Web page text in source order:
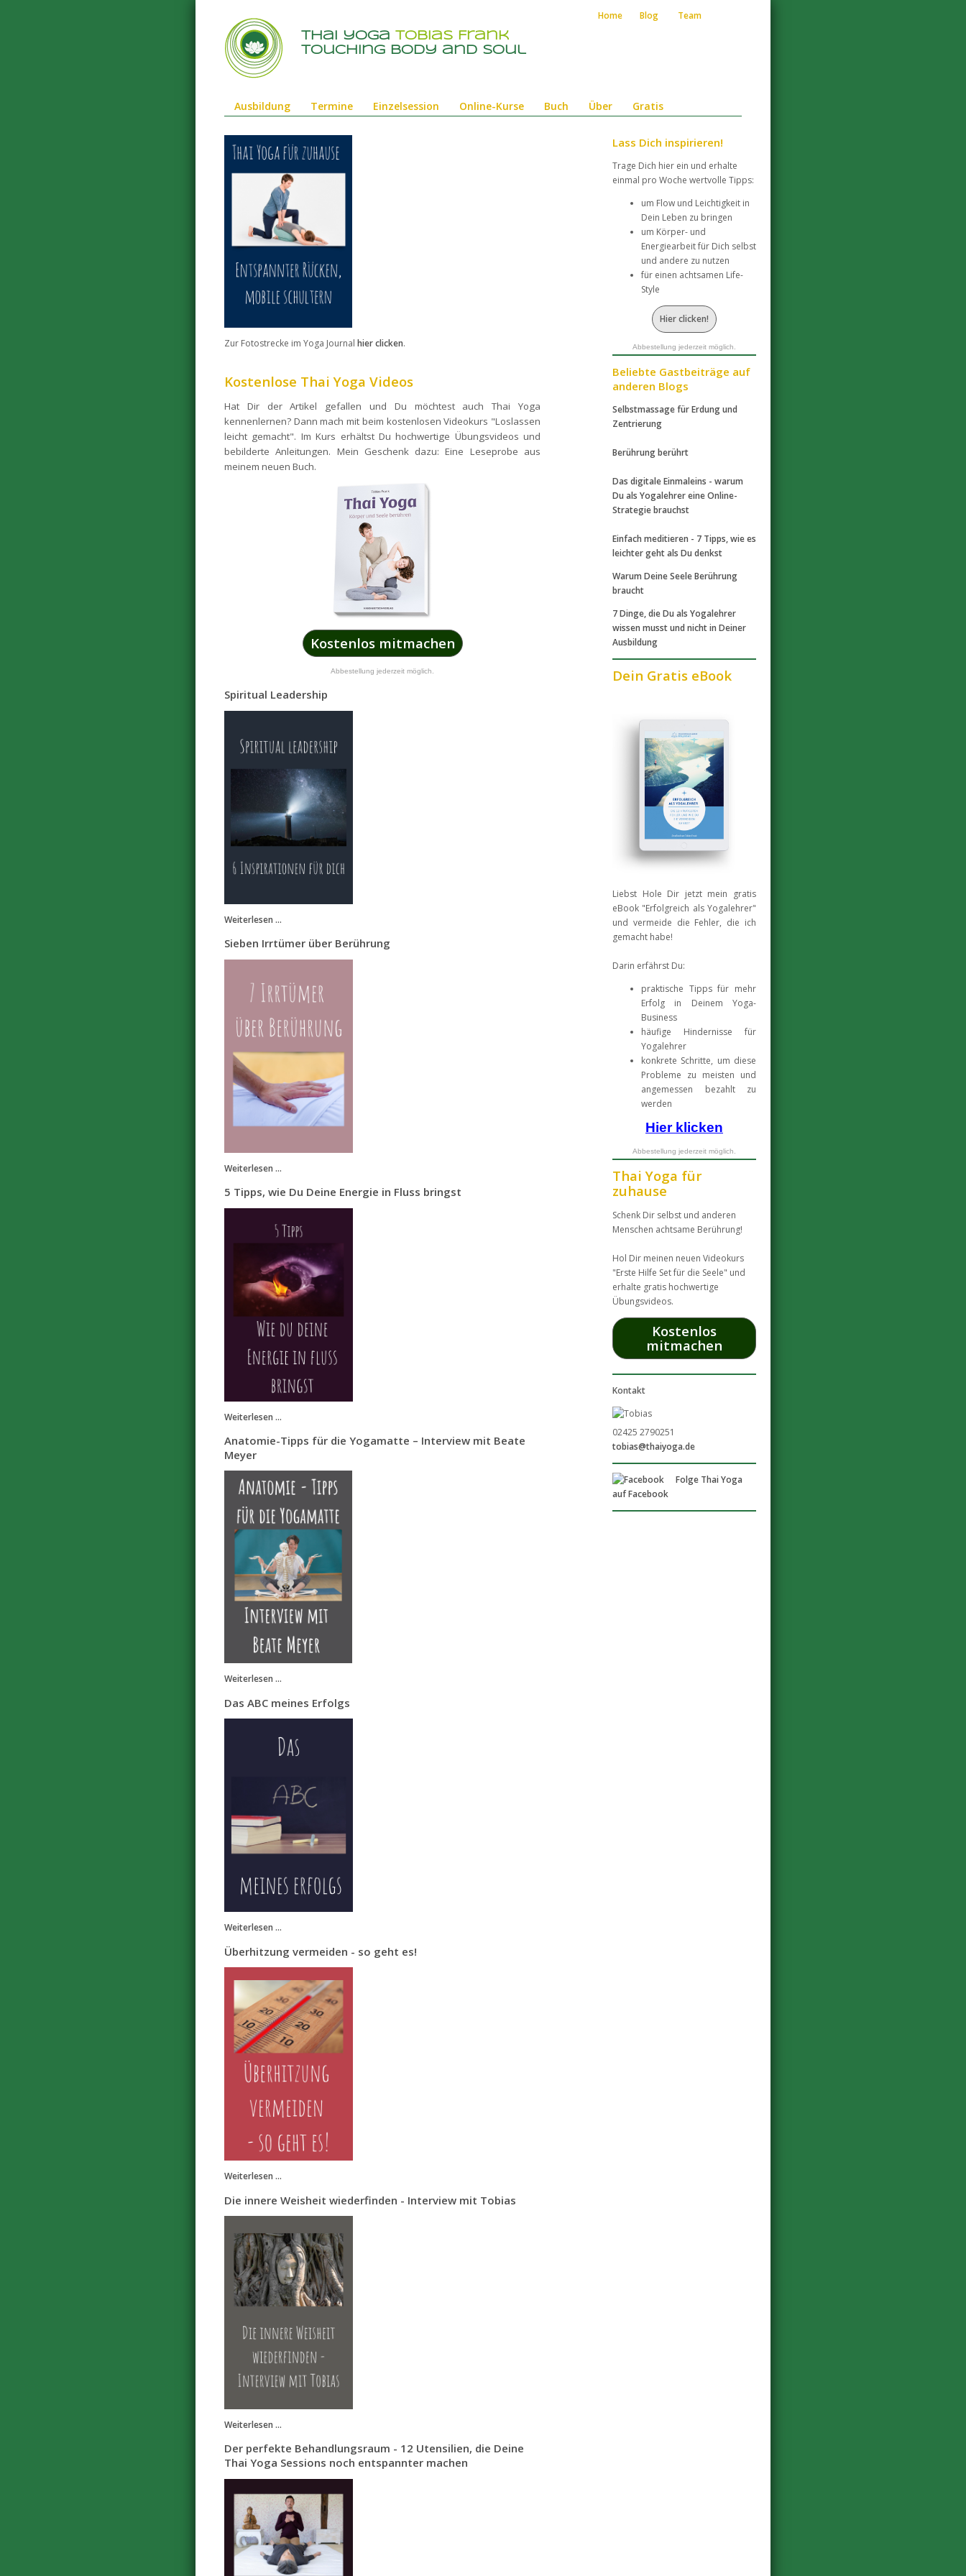
thai yoga Tobias Frank
touching body and soul
Home Blog Team
Ausbildung Termine Einzelsession Online-Kurse Buch Über Gratis
Zur Fotostrecke im Yoga Journal hier clicken.
Kostenlose Thai Yoga Videos
Hat Dir der Artikel gefallen und Du möchtest auch Thai Yoga
kennenlernen? Dann mach mit beim kostenlosen Videokurs "Loslassen
leicht gemacht". Im Kurs erhältst Du hochwertige Übungsvideos und
bebilderte Anleitungen. Mein Geschenk dazu: Eine Leseprobe aus
meinem neuen Buch.
Kostenlos mitmachen
Abbestellung jederzeit möglich.
Spiritual Leadership
Weiterlesen ...
Sieben Irrtümer über Berührung
Weiterlesen ...
5 Tipps, wie Du Deine Energie in Fluss bringst
Weiterlesen ...
Anatomie-Tipps für die Yogamatte – Interview mit Beate
Meyer
Weiterlesen ...
Das ABC meines Erfolgs
Weiterlesen ...
Überhitzung vermeiden - so geht es!
Weiterlesen ...
Die innere Weisheit wiederfinden - Interview mit Tobias
Weiterlesen ...
Der perfekte Behandlungsraum - 12 Utensilien, die Deine
Thai Yoga Sessions noch entspannter machen
Lass Dich inspirieren!
Trage Dich hier ein und erhalte
einmal pro Woche wertvolle Tipps:
um Flow und Leichtigkeit in
Dein Leben zu bringen
um Körper- und
Energiearbeit für Dich selbst
und andere zu nutzen
für einen achtsamen Life-
Style
Hier clicken!
Abbestellung jederzeit möglich.
Beliebte Gastbeiträge auf
anderen Blogs
Selbstmassage für Erdung und
Zentrierung
Berührung berührt
Das digitale Einmaleins - warum
Du als Yogalehrer eine Online-
Strategie brauchst
Einfach meditieren - 7 Tipps, wie es
leichter geht als Du denkst
Warum Deine Seele Berührung
braucht
7 Dinge, die Du als Yogalehrer
wissen musst und nicht in Deiner
Ausbildung
Dein Gratis eBook
Liebst Hole Dir jetzt mein gratis
eBook "Erfolgreich als Yogalehrer"
und vermeide die Fehler, die ich
gemacht habe!
Darin erfährst Du:
praktische Tipps für mehr
Erfolg in Deinem Yoga-
Business
häufige Hindernisse für
Yogalehrer
konkrete Schritte, um diese
Probleme zu meisten und
angemessen bezahlt zu
werden
Hier klicken
Abbestellung jederzeit möglich.
Thai Yoga für
zuhause
Schenk Dir selbst und anderen
Menschen achtsame Berührung!
Hol Dir meinen neuen Videokurs
"Erste Hilfe Set für die Seele" und
erhalte gratis hochwertige
Übungsvideos.
Kostenlos
mitmachen
Kontakt
02425 2790251
tobias@thaiyoga.de
Folge Thai Yoga
auf Facebook